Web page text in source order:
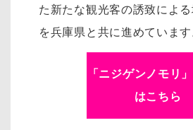
た新たな観光客の誘致によ
を兵庫県と共に進めています
「ニジゲンノモリ
はこちら